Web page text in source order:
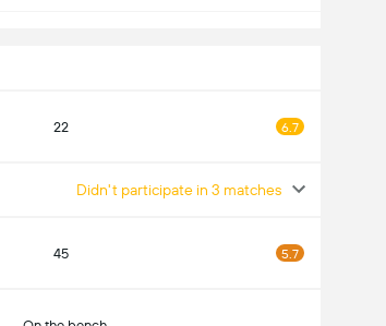
22 6.7
Didn't participate in 3 matches
45 5.7